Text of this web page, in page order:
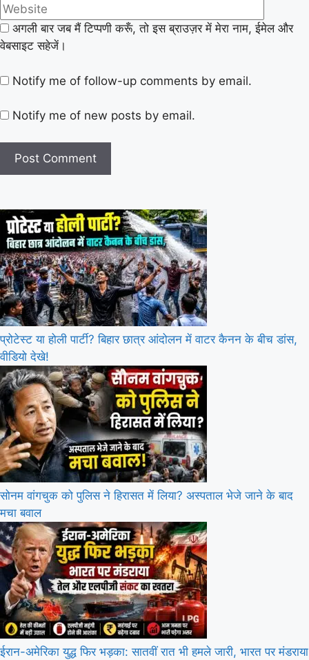
अगली बार जब मैं टिप्पणी करूँ, तो इस ब्राउज़र में मेरा नाम, ईमेल और
वेबसाइट सहेजें।
Notify me of follow-up comments by email.
Notify me of new posts by email.
प्रोटेस्ट या होली पार्टी? बिहार छात्र आंदोलन में वाटर कैनन के बीच डांस,
वीडियो देखे!
सोनम वांगचुक को पुलिस ने हिरासत में लिया? अस्पताल भेजे जाने के बाद
मचा बवाल
ईरान-अमेरिका युद्ध फिर भड़का: सातवीं रात भी हमले जारी, भारत पर मंडराया